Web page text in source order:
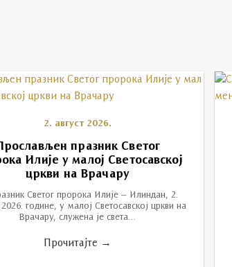
2. август 2026.
празник Светог
Илије у малој Светосавској
цркви на Врачару
Светог пророка Илије – Илиндан, 2.
2026. године, у малој Светосавској цркви на
Врачару, служена је света…
Прочитајте →